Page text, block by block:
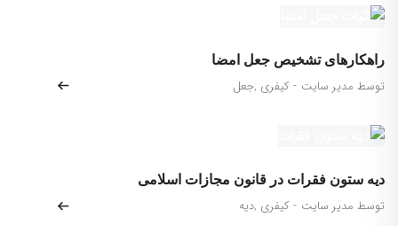
راهکارهای تشخیص جعل امضا
توسط مدیر سایت - جعل, کیفری
دیه ستون فقرات در قانون مجازات اسلامی
توسط مدیر سایت - دیه, کیفری